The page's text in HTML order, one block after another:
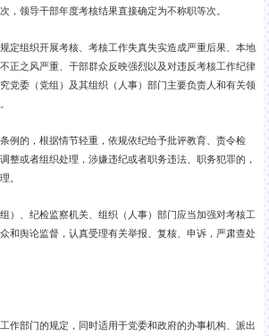
，领导干部年度考核结果直接确定为不称职等次。
组织开展考核、考核工作失真失实造成严重后果、本地
正之风严重、干部群众反映强烈以及对违反考核工作纪律
党委（党组）及其组织（人事）部门主要负责人和有关领
的，根据情节轻重，依规依纪给予批评教育、责令检
整或者组织处理，涉嫌违纪或者职务违法、职务犯罪的，
。
、纪检监察机关、组织（人事）部门应当加强对考核工
和舆论监督，认真受理有关举报、复核、申诉，严肃查处
部门的规定，同时适用于党委和政府的办事机构、派出